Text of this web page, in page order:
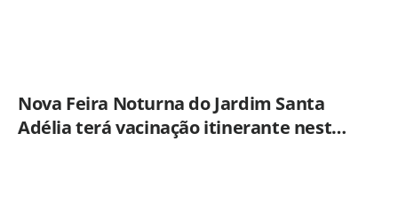
Nova Feira Noturna do Jardim Santa
Adélia terá vacinação itinerante nesta